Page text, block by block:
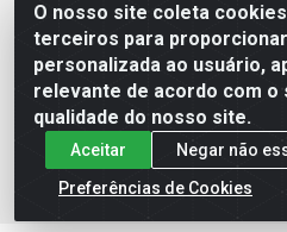
O nosso site coleta
terceiros para
personalizada ao usuário,
relevante de acordo com
qualidade do nosso site.
Aceitar
Negar não
Preferências de Cookies
Mix Alimentos LTDA - Quadra
02, S/N - Plano Diretor Norte,
CNPJ